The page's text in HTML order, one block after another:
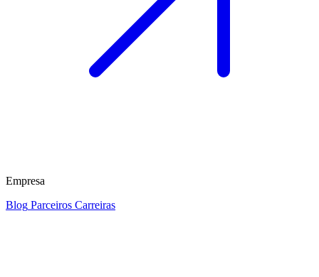
Empresa
Blog Parceiros Carreiras